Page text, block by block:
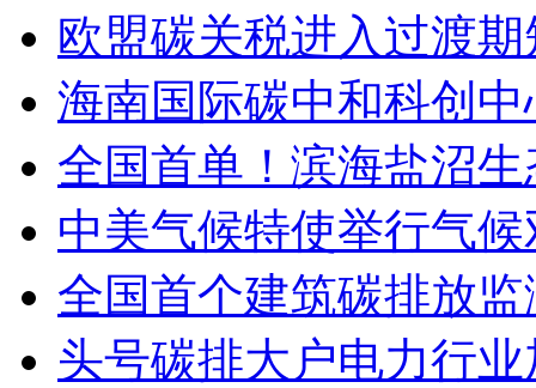
欧盟碳关税进入过渡
海南国际碳中和科创
全国首单！滨海盐沼
中美气候特使举行气
全国首个建筑碳排放
头号碳排大户电力行